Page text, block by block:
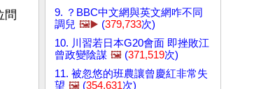
問
9. ？BBC中文網與英文網咋不同
調兒 🖼️▶️ (379,733次)
10. 川習若日本G20會面 即挫敗江
曾政變陰謀 🖼️ (371,519次)
11. 被忽悠的班農讓曾慶紅非常失
望 🖼️ (354,631次)